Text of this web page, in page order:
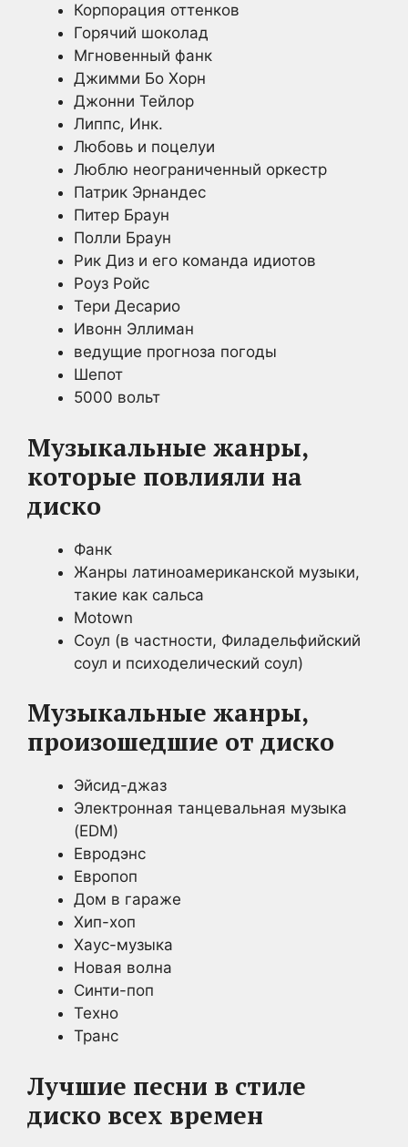
Корпорация оттенков
Горячий шоколад
Мгновенный фанк
Джимми Бо Хорн
Джонни Тейлор
Липпс, Инк.
Любовь и поцелуи
Люблю неограниченный оркестр
Патрик Эрнандес
Питер Браун
Полли Браун
Рик Диз и его команда идиотов
Роуз Ройс
Тери Десарио
Ивонн Эллиман
ведущие прогноза погоды
Шепот
5000 вольт
Музыкальные жанры,
которые повлияли на
диско
Фанк
Жанры латиноамериканской музыки,
такие как сальса
Motown
Соул (в частности, Филадельфийский
соул и психоделический соул)
Музыкальные жанры,
произошедшие от диско
Эйсид-джаз
Электронная танцевальная музыка
(EDM)
Евродэнс
Европоп
Дом в гараже
Хип-хоп
Хаус-музыка
Новая волна
Синти-поп
Техно
Транс
Лучшие песни в стиле
диско всех времен